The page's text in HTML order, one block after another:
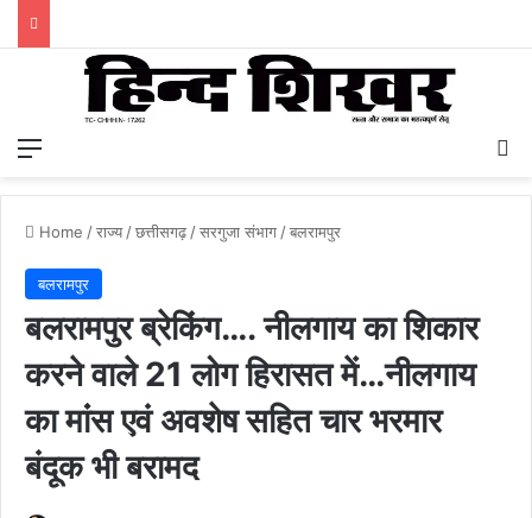
Home /राज्य/छत्तीसगढ़/सरगुजा संभाग/बलरामपुर
बलरामपुर
बलरामपुर ब्रेकिंग…. नीलगाय का शिकार
करने वाले 21 लोग हिरासत में…नीलगाय
का मांंस एवं अवशेष सहित चार भरमार
बंदूक भी बरामद